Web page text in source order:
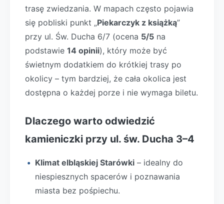
trasę zwiedzania. W mapach często pojawia
się pobliski punkt „Piekarczyk z książką”
przy ul. Św. Ducha 6/7 (ocena 5/5 na
podstawie 14 opinii), który może być
świetnym dodatkiem do krótkiej trasy po
okolicy – tym bardziej, że cała okolica jest
dostępna o każdej porze i nie wymaga biletu.
Dlaczego warto odwiedzić
kamieniczki przy ul. św. Ducha 3–4
Klimat elbląskiej Starówki – idealny do
niespiesznych spacerów i poznawania
miasta bez pośpiechu.